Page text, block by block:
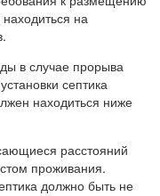
на
в случае прорыва
септика
находиться ниже
расстояний
проживания.
должно быть не